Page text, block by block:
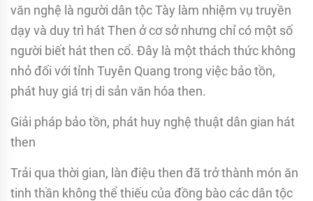
văn nghệ là người dân tộc Tày làm nhiệm vụ truyền
dạy và duy trì hát Then ở cơ sở nhưng chỉ có một số
người biết hát then cổ. Đây là một thách thức không
nhỏ đối với tỉnh Tuyên Quang trong việc bảo tồn,
phát huy giá trị di sản văn hóa then.
Giải pháp bảo tồn, phát huy nghệ thuật dân gian hát
then
Trải qua thời gian, làn điệu then đã trở thành món ăn
tinh thần không thể thiếu của đồng bào các dân tộc